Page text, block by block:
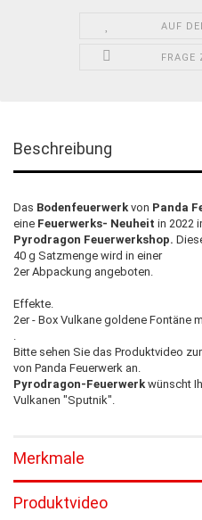
AUF
FRAGE
Beschreibung
Das Bodenfeuerwerk von Panda
eine Feuerwerks- Neuheit in 2022
Pyrodragon Feuerwerkshop.
40 g Satzmenge wird in einer
2er Abpackung angeboten.
Effekte.
2er - Box Vulkane goldene Fontäne
Bitte sehen Sie das Produktvideo
von Panda Feuerwerk an.
Pyrodragon-Feuerwerk wünscht
Vulkanen "Sputnik".
Merkmale
Produktvideo